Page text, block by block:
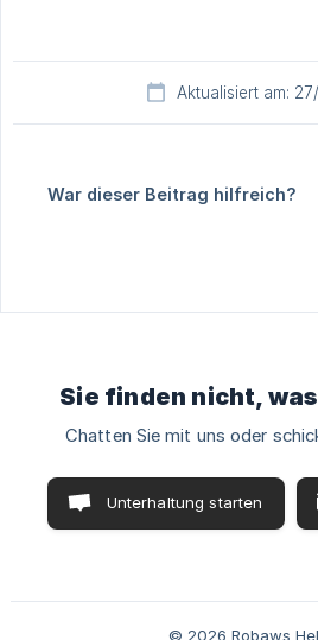
Aktualisiert am:
War dieser Beitrag hilfreich?
Sie finden nicht,
Chatten Sie mit uns oder
Unterhaltung starten
© 2026 Robaws